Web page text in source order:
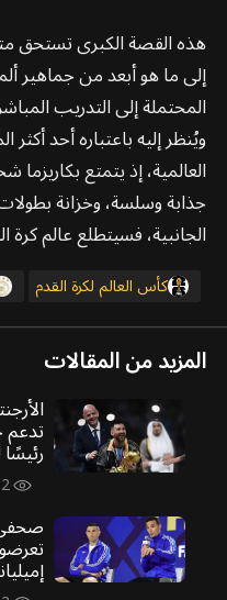
هذه القصة الكبرى تستحق
إلى ما هو أبعد من جماهير
المحتملة إلى التدريب
ويُنظر إليه باعتباره أحد أكثر
العالمية، إذ يتمتع
جذابة وسلسة، وخزانة
الجانبية، فسيتطلع عالم
كأس العالم لكرة القدم
المزيد من المقالات
تدعم
رئيسًا
2